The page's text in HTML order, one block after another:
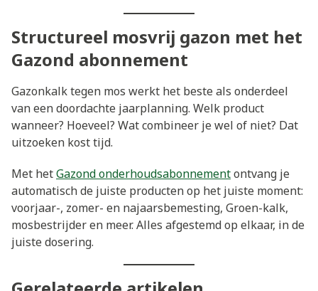
Structureel mosvrij gazon met het
Gazond abonnement
Gazonkalk tegen mos werkt het beste als onderdeel
van een doordachte jaarplanning. Welk product
wanneer? Hoeveel? Wat combineer je wel of niet? Dat
uitzoeken kost tijd.
Met hetGazond onderhoudsabonnementontvang je
automatisch de juiste producten op het juiste moment:
voorjaar-, zomer- en najaarsbemesting, Groen-kalk,
mosbestrijder en meer. Alles afgestemd op elkaar, in de
juiste dosering.